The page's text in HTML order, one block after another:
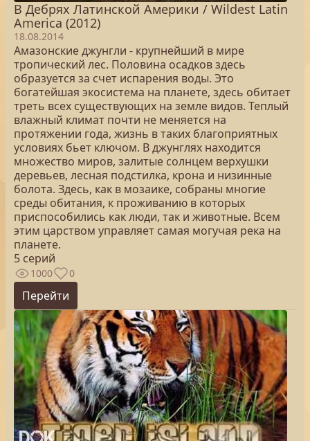
В Дебрях Латинской Америки / Wildest Latin
America (2012)
18.08.2014
Амазонские джунгли - крупнейший в мире
тропический лес. Половина осадков здесь
образуется за счет испарения воды. Это
богатейшая экосистема на планете, здесь обитает
треть всех существующих на земле видов. Теплый
влажный климат почти не меняется на
протяжении года, жизнь в таких благоприятных
условиях бьет ключом. В джунглях находится
множество миров, залитые солнцем верхушки
деревьев, лесная подстилка, крона и низинные
болота. Здесь, как в мозаике, собраны многие
среды обитания, к проживанию в которых
приспособились как люди, так и животные. Всем
этим царством управляет самая могучая река на
планете.
5 серий
1000 0
Перейти